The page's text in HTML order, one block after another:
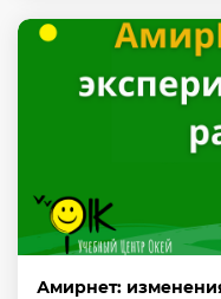
Амирнет: